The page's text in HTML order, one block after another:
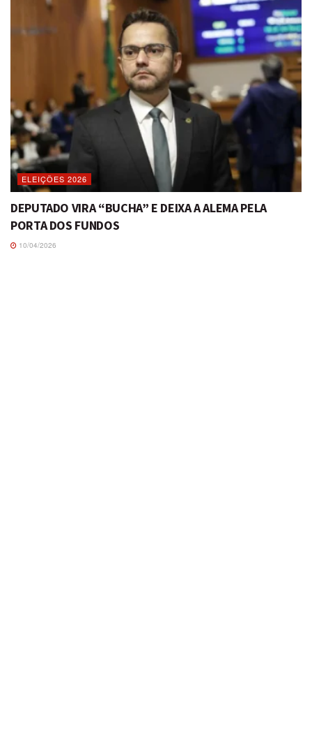
ELEIÇÕES 2026
DEPUTADO VIRA “BUCHA” E DEIXA A ALEMA PELA
PORTA DOS FUNDOS
10/04/2026